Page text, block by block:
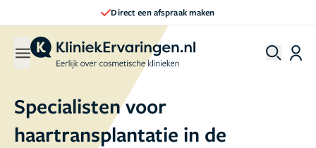
Direct een afspraak maken
Specialisten voor
haartransplantatie in de